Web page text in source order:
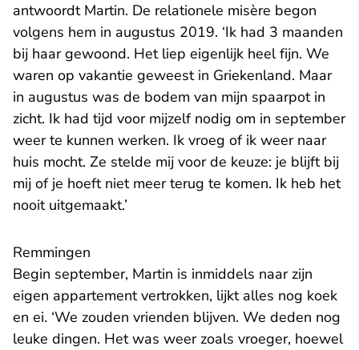
antwoordt Martin. De relationele misère begon
volgens hem in augustus 2019. ‘Ik had 3 maanden
bij haar gewoond. Het liep eigenlijk heel fijn. We
waren op vakantie geweest in Griekenland. Maar
in augustus was de bodem van mijn spaarpot in
zicht. Ik had tijd voor mijzelf nodig om in september
weer te kunnen werken. Ik vroeg of ik weer naar
huis mocht. Ze stelde mij voor de keuze: je blijft bij
mij of je hoeft niet meer terug te komen. Ik heb het
nooit uitgemaakt.’
Remmingen
Begin september, Martin is inmiddels naar zijn
eigen appartement vertrokken, lijkt alles nog koek
en ei. ‘We zouden vrienden blijven. We deden nog
leuke dingen. Het was weer zoals vroeger, hoewel